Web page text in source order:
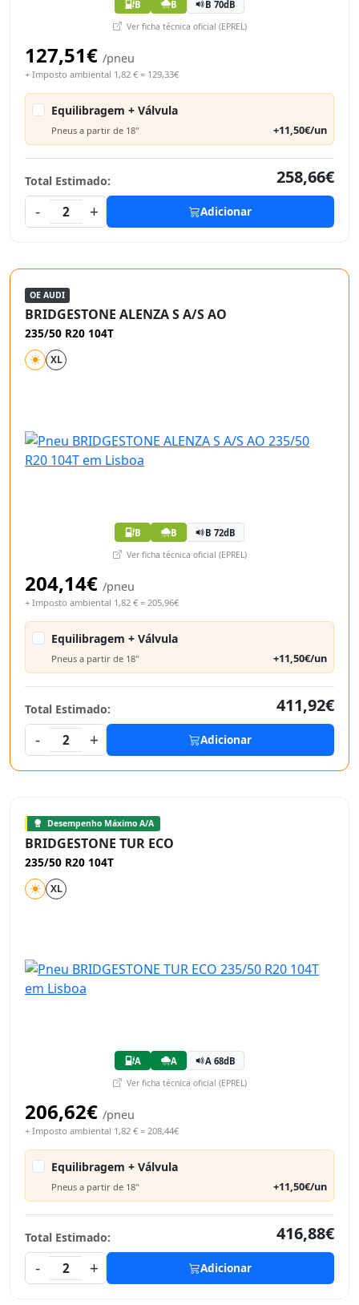
B B B 70dB
Ver ficha técnica oficial (EPREL)
127,51€ /pneu
+ Imposto ambiental 1,82 € = 129,33€
Equilibragem + Válvula
Pneus a partir de 18" +11,50€/un
Total Estimado:
258,66€
-
2 + Adicionar
OE AUDI
BRIDGESTONE ALENZA S A/S AO
235/50 R20 104T
XL
B B B 72dB
Ver ficha técnica oficial (EPREL)
204,14€ /pneu
+ Imposto ambiental 1,82 € = 205,96€
Equilibragem + Válvula
Pneus a partir de 18" +11,50€/un
Total Estimado:
411,92€
-
2 + Adicionar
Desempenho Máximo A/A
BRIDGESTONE TUR ECO
235/50 R20 104T
XL
A A A 68dB
Ver ficha técnica oficial (EPREL)
206,62€ /pneu
+ Imposto ambiental 1,82 € = 208,44€
Equilibragem + Válvula
Pneus a partir de 18" +11,50€/un
Total Estimado:
416,88€
-
2 + Adicionar